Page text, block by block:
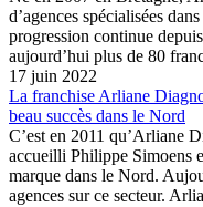
d’agences spécialisées
progression continue
aujourd’hui plus de 80
17 juin 2022
La franchise Arliane
beau succès dans le Nord
C’est en 2011 qu’Arliane
accueilli Philippe Simoens
marque dans le Nord.
agences sur ce secteur.